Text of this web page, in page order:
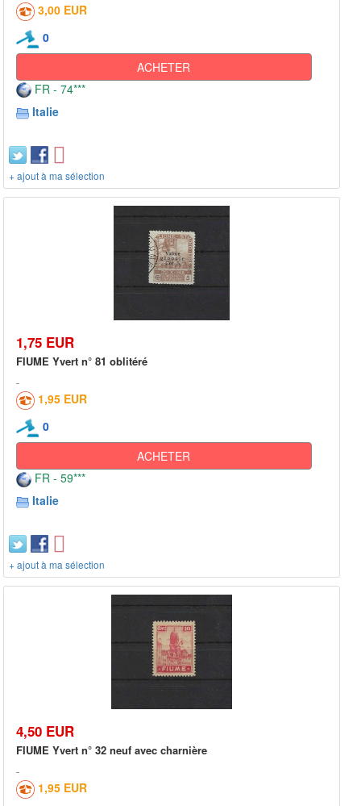
3,00 EUR
0
ACHETER
FR - 74***
Italie
+ ajout à ma sélection
1,75 EUR
FIUME Yvert n° 81 oblitéré
1,95 EUR
0
ACHETER
FR - 59***
Italie
+ ajout à ma sélection
4,50 EUR
FIUME Yvert n° 32 neuf avec charnière
1,95 EUR